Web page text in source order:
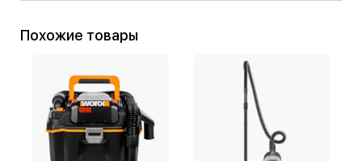
Похожие товары